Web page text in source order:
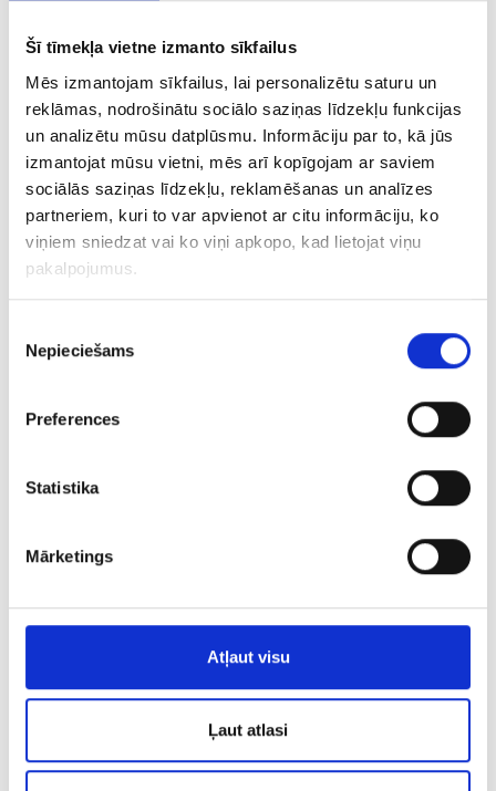
Šī tīmekļa vietne izmanto sīkfailus
Mēs izmantojam sīkfailus, lai personalizētu saturu un
reklāmas, nodrošinātu sociālo saziņas līdzekļu funkcijas
un analizētu mūsu datplūsmu. Informāciju par to, kā jūs
izmantojat mūsu vietni, mēs arī kopīgojam ar saviem
sociālās saziņas līdzekļu, reklamēšanas un analīzes
partneriem, kuri to var apvienot ar citu informāciju, ko
viņiem sniedzat vai ko viņi apkopo, kad lietojat viņu
pakalpojumus.
izvēle
Nepieciešams
Preferences
Statistika
Mārketings
Atļaut visu
Ļaut atlasi
Gredzens ar topāzu 8740-3051
€ 160.00
PIEVIENOT GROZAM
Gredzens ar briljantiem (0.03ct), smaragdu (0.05ct) 710-1261
PIEVIENOT GROZAM